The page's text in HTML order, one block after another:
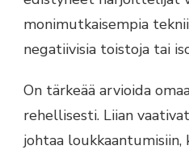
monimutkaisempia
negatiivisia toistoja tai
On tärkeää arvioida
rehellisesti. Liian
johtaa